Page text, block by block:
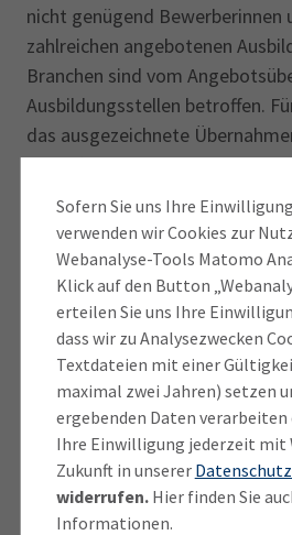
Sofern Sie uns Ihre
verwenden wir Cookies zur
Webanalyse-Tools Matomo
Klick auf den Button
erteilen Sie uns Ihre
dass wir zu Analysezwecken
Textdateien mit einer
maximal zwei Jahren) setzen
ergebenden Daten verarbeiten
Ihre Einwilligung jederzeit mit
Zukunft in unserer
widerrufen.Hier finden Sie
Informationen.
nicht genügend Bewerberinnen
zahlreichen angebotenen
Branchen sind vom
Ausbildungsstellen betroffen.
das ausgezeichnete
Zukunftsperspektiven nach dem
Ausbildungsabschluss, so die
Laut der aktuellen Statistik der
Arbeit sind im Landkreis
Ausbildungsstellen unbesetzt.
sich auf alle Bereiche des
der neben dem IHK-Bereich
Berufe und den öffentlichen
Zuletzt war bei den jungen
Hotelfachmann der beliebteste
jungen Frauen die Kauffrau für